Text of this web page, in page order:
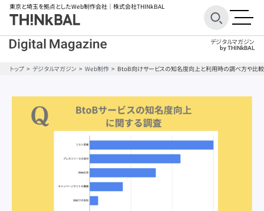
東京と埼玉を拠点としたWeb制作会社 ｜株式会社THINkBAL
デジタルマガジン
by THINkBAL
BtoB Googleアナリティクス
Webデザイン
WordPress
オウンドメディア
キャンペーンサイト
コンテンツ制作
サイトコンセプト
BtoB Googleアナリティクス
Webデザイン
WordPress
オウンドメディア
キャンペーンサイト
コンテンツ制作
サイトコンセプト
トップ デジタルマガジン Web制作 BtoB向けサービスの知名度向上と利用時の調べ方や比